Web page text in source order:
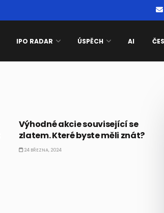
IPO RADAR ÚSPĚCH AI
Výhodné akcie související se
zlatem. Které byste měli znát?
24 BŘEZNA, 2024